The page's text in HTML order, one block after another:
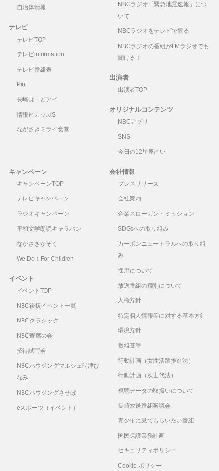
自治体情報
テレビ
テレビTOP
テレビinformation
テレビ番組表
Pint
長崎ばーどアイ
情報ピカッぷS
ながさきミライ食堂
NBCラジオ「緊急地震速報」につ
いて
NBCラジオをテレビで観る
NBCラジオの番組がFMラジオでも
聞ける！
出演者
出演者TOP
オリジナルコンテンツ
NBCアプリ
SNS
今日の12星座占い
キャンペーン
キャンペーンTOP
テレビキャンペーン
ラジオキャンペーン
平和文学朗読キャラバン
ながさきかぞく
We Do！For Children
イベント
イベントTOP
NBC後援イベント一覧
NBCクラシック
NBC寄席の会
招待試写会
NBCハウジングマルシェ時津ひ
なみ
NBCハウジングさせぼ
eスポーツ（イベント）
会社情報
プレスリリース
会社案内
企業スローガン・ミッション
SDGsへの取り組み
カーボンニュートラルへの取り組
み
採用について
放送番組の種別について
人権方針
特定個人情報等に対する基本方針
環境方針
番組基準
行動計画（女性活躍推進法）
行動計画（次世代法）
視聴データの取扱いについて
長崎放送番組審議会
青少年に見てもらいたい番組
国民保護業務計画
セキュリティポリシー
Cookie ポリシー